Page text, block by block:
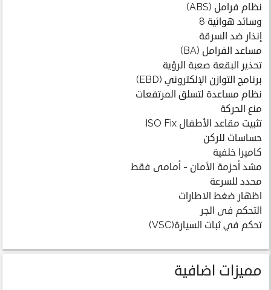
نظام فرامل (ABS)
وسائد هوائية 8
إنذار ضد السرقة
مساعد الفرامل (BA)
تحذير البقعة صعبة الرؤية
برنامج التوازن الإلكتروني (EBD)
نظام مساعدة لتسلق المرتفعات
منع الحركة
تثبيت مقاعد الأطفال ISO Fix
حساسات للركن
كاميرا خلفية
مشد أحزمة الأمان - أمامى فقط
محدد للسرعة
اظهار ضغط الاطارات
التحكم فى الجر
تحكم في ثبات السيارة(VSC)
مميزات اضافية